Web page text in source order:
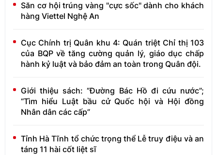
Săn cơ hội trúng vàng "cực sốc" dành cho khách
hàng Viettel Nghệ An
Cục Chính trị Quân khu 4: Quán triệt Chỉ thị 103
của BQP về tăng cường quản lý, giáo dục chấp
hành kỷ luật và bảo đảm an toàn trong Quân đội.
Giới thiệu sách: “Đường Bác Hồ đi cứu nước”;
“Tìm hiểu Luật bầu cử Quốc hội và Hội đồng
Nhân dân các cấp”
Tỉnh Hà Tĩnh tổ chức trọng thể Lễ truy điệu và an
táng 11 hài cốt liệt sĩ